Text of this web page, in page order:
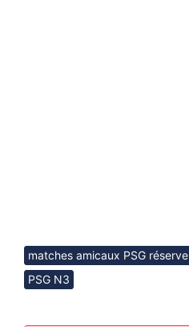
matches amicaux PSG réserve
PSG N3